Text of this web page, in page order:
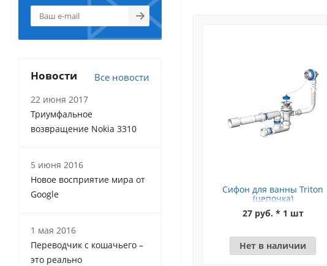
Сифон для ванны Triton
(цепочка)
27 руб. * 1 шт
Нет в наличии
Новости Все новости
22 июня 2017
Триумфальное
возвращение Nokia 3310
5 июня 2016
Новое восприятие мира от
Google
1 мая 2016
Переводчик с кошачьего –
это реально